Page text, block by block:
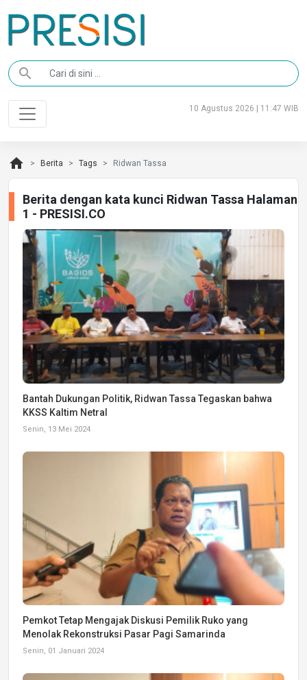
search
10 Agustus 2026 | 11:47 WIB
home Berita Tags Ridwan Tassa
Berita dengan kata kunci Ridwan Tassa Halaman
1 - PRESISI.CO
Bantah Dukungan Politik, Ridwan Tassa Tegaskan bahwa
KKSS Kaltim Netral
Senin, 13 Mei 2024
Pemkot Tetap Mengajak Diskusi Pemilik Ruko yang
Menolak Rekonstruksi Pasar Pagi Samarinda
Senin, 01 Januari 2024